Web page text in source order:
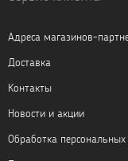
Адреса магазинов-
Доставка
Контакты
Новости и акции
Обработка